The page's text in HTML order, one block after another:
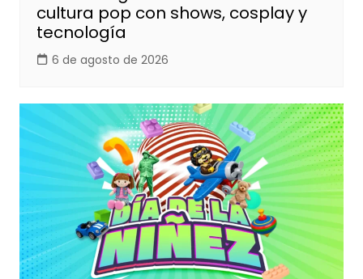
cultura pop con shows, cosplay y
tecnología
6 de agosto de 2026